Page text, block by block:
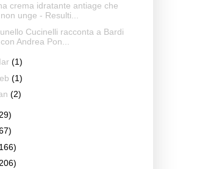
crema idratante antiage che
non unge - Resulti...
Cucinelli racconta a Bardi
con Andrea Pon...
(1)
(1)
(2)